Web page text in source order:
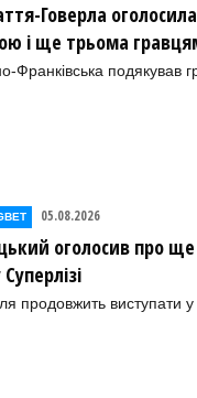
Говерла
і ще трьома
Франківська подякував
05.08.2026
оголосив про
продовжить виступати